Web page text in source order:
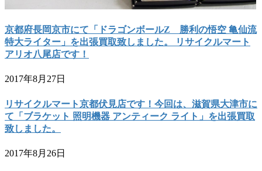
京都府長岡京市にて「ドラゴンボールZ 勝利の悟空 亀仙流
特大ライター」を出張買取致しました。 リサイクルマート
アリオ八尾店です！
2017年8月27日
リサイクルマート京都伏見店です！今回は、滋賀県大津市に
て「ブラケット 照明機器 アンティーク ライト」を出張買取
致しました。
2017年8月26日